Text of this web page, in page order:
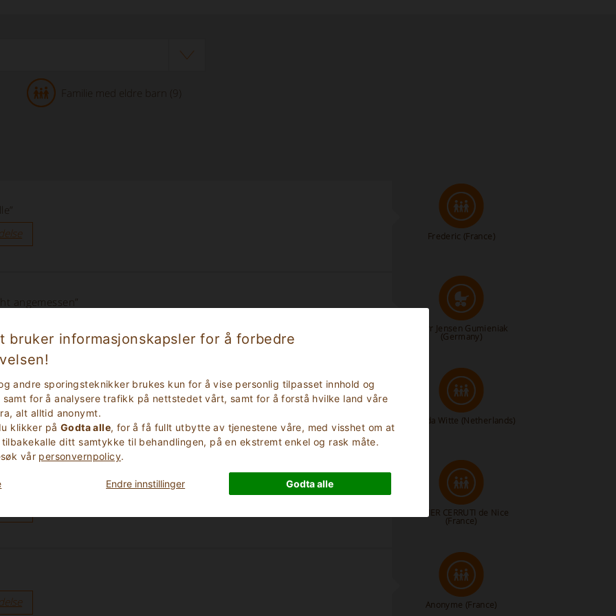
bruker informasjonskapsler for å forbedre
andre sporingsteknikker brukes kun for å vise personlig tilpasset innhold og
samt for å analysere trafikk på nettstedet vårt, samt for å forstå hvilke land våre
alt alltid anonymt.
klikker på Godta alle, for å få fullt utbytte av tjenestene våre, med visshet om at
ditt samtykke til behandlingen, på en ekstremt enkel og rask måte.
vår personvernpolicy.
Endre innstillinger Godta alle
Familie med eldre barn (9)
Frederic (France)
Herr Jensen Gumieniak
(Germany)
angemessen”
Jolanda Witte (Netherlands)
XAVIER CERRUTI de Nice
(France)
au milieu des oliviers”
Anonyme (France)